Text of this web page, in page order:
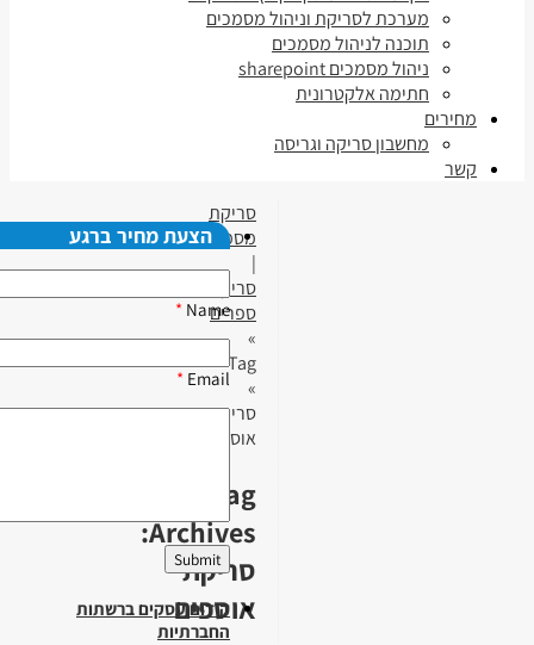
מערכת לסריקת וניהול מסמכים
תוכנה לניהול מסמכים
ניהול מסמכים sharepoint
חתימה אלקטרונית
מחירים
מחשבון סריקה וגריסה
קשר
סריקת
מסמכים
|
סריקת
ספרים
»
Tag
»
סריקת
אוספים
Tag
Archives:
סריקת
אוספים
הצעת מחיר ברגע
Name
*
Email
*
קידום עסקים ברשתות
החברתיות